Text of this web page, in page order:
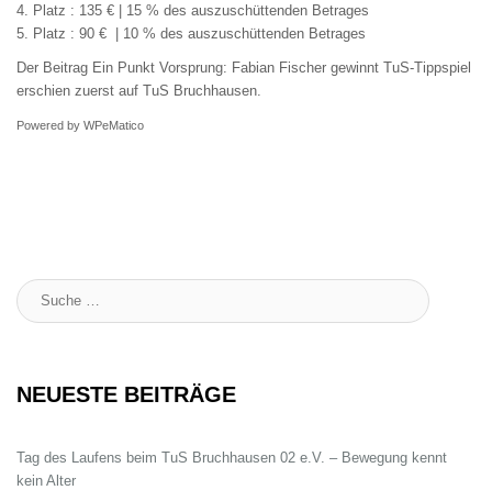
4. Platz : 135 € | 15 % des auszuschüttenden Betrages
5. Platz : 90 € | 10 % des auszuschüttenden Betrages
Der Beitrag Ein Punkt Vorsprung: Fabian Fischer gewinnt TuS-Tippspiel
erschien zuerst auf TuS Bruchhausen
Powered by WPeMatico
Suche
:
NEUESTE BEITRÄGE
Tag des Laufens beim TuS Bruchhausen 02 e.V. – Bewegung kennt
kein Alter